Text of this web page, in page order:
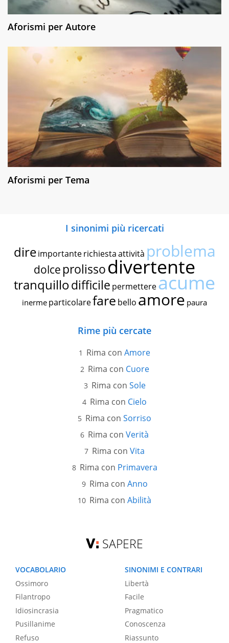
Aforismi per Autore
Aforismi per Tema
I sinonimi più ricercati
dire importante richiestaattività problema
dolce prolissodivertente
tranquillodifficile permettereacume
inerme particolarefare bello amore paura
Rime più cercate
Rima con Amore
Rima con Cuore
Rima con Sole
Rima con Cielo
Rima con Sorriso
Rima con Verità
Rima con Vita
Rima con Primavera
Rima con Anno
Rima con Abilità
SAPERE
VOCABOLARIO
Ossimoro
Filantropo
Idiosincrasia
Pusillanime
Refuso
SINONIMI E CONTRARI
Libertà
Facile
Pragmatico
Conoscenza
Riassunto